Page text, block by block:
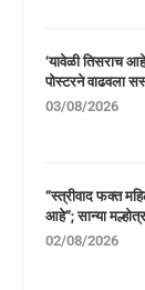
‘यावेळी तिसराच
पोस्टरने वाढवला
03/08/2026
“स्त्रीवाद फक्त
आहे”; सान्या
02/08/2026